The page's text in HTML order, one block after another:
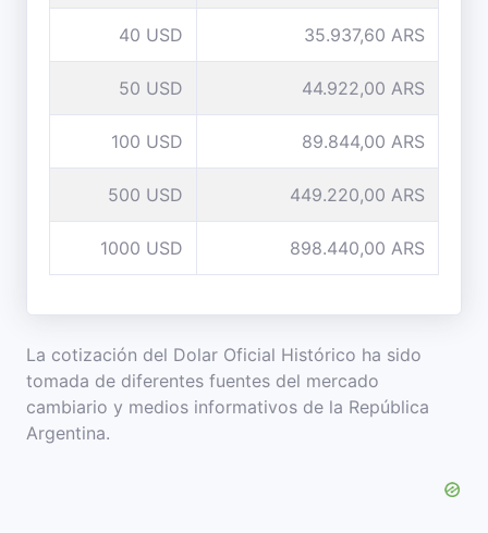
40 USD 35.937,60 ARS
50 USD 44.922,00 ARS
100 USD 89.844,00 ARS
500 USD 449.220,00 ARS
1000 USD 898.440,00 ARS
La cotización del Dolar Oficial Histórico ha sido
tomada de diferentes fuentes del mercado
cambiario y medios informativos de la República
Argentina.